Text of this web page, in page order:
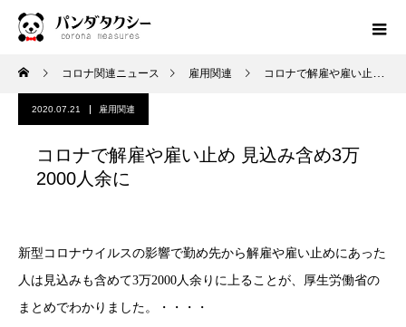
コロナ関連ニュース 雇用関連 コロナで解雇や雇い止め 見込み含め3万2000人余に
2020.07.21 雇用関連
コロナで解雇や雇い止め 見込み含め3万
2000人余に
新型コロナウイルスの影響で勤め先から解雇や雇い止めにあった
人は見込みも含めて3万2000人余りに上ることが、厚生労働省の
まとめでわかりました。・・・・